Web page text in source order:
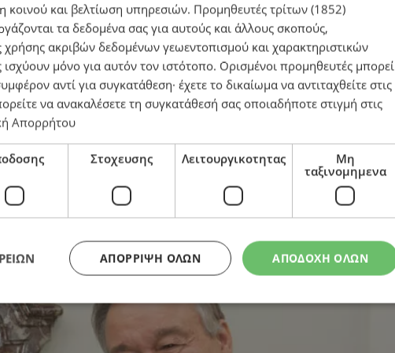
κοινού και βελτίωση υπηρεσιών. Προμηθευτές τρίτων (1852)
τα δεδομένα σας για αυτούς και άλλους σκοπούς,
ακριβών δεδομένων γεωεντοπισμού και χαρακτηριστικών
ισχύουν μόνο για αυτόν τον ιστότοπο. Ορισμένοι προμηθευτές μπορεί
αντί για συγκατάθεση· έχετε το δικαίωμα να αντιταχθείτε στις
να ανακαλέσετε τη συγκατάθεσή σας οποιαδήποτε στιγμή στις
Απορρήτου
Στοχευσης Λειτουργικοτητας
Μη
ταξινομημενα
ΑΠΟΔΟΧΗ ΟΛΩΝ
ΑΠΌΡΡΙΨΗ ΌΛΩΝ